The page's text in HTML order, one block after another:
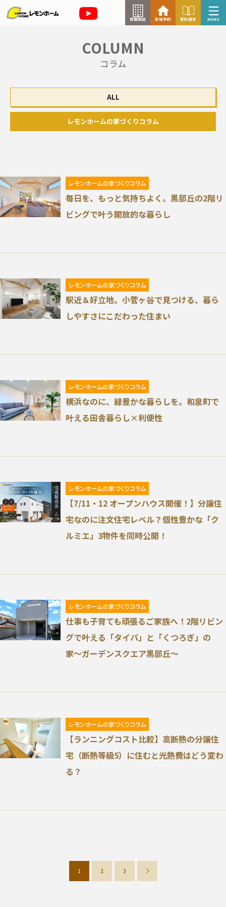
買取相談 来場予約 資料請求 MENU
来場予約はこちら
資料請求はこちら
お知らせ
コラム
よくある質問（Q&A）
注文・規格住宅
∟性能 / 耐震・制震性能
∟自由設計・高性能住宅『AUCA』
∟自由設計・高断熱仕様住宅『MODERATE』
宿泊型モデルハウス
∟宿泊体験予約
∟内覧予約
∟ご宿泊体験者フォト
∟新規分譲住宅
∟土地分譲
不動産管理 売買・賃貸仲介
COLUMN
コラム
ALL
レモンホームの家づくりコラム
レモンホームの家づくりコラム
毎日を、もっと気持ちよく。黒部丘の2階リ
ビングで叶う開放的な暮らし
レモンホームの家づくりコラム
駅近＆好立地。小菅ヶ谷で見つける、暮ら
しやすさにこだわった住まい
レモンホームの家づくりコラム
横浜なのに、緑豊かな暮らしを。和泉町で
叶える田舎暮らし×利便性
レモンホームの家づくりコラム
【7/11・12 オープンハウス開催！】分譲住
宅なのに注文住宅レベル？個性豊かな「ク
ルミエ」3物件を同時公開！
レモンホームの家づくりコラム
仕事も子育ても頑張るご家族へ！2階リビン
グで叶える「タイパ」と「くつろぎ」の
家〜ガーデンスクエア黒部丘〜
レモンホームの家づくりコラム
【ランニングコスト比較】高断熱の分譲住
宅（断熱等級5）に住むと光熱費はどう変わ
る？
1 2 3